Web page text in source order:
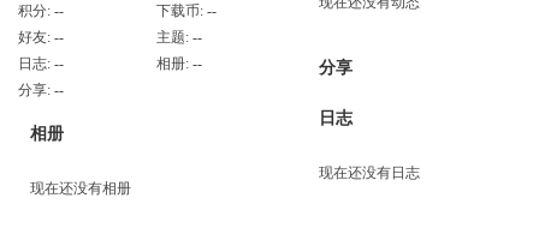
积分: -- 下载币: --
好友: -- 主题: --
日志: -- 相册: --
分享: --
相册
现在还没有相册
分享
日志
现在还没有日志